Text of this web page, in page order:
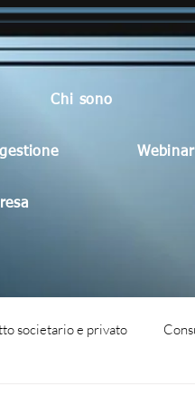
Chi sono
Webinar
societario e privato